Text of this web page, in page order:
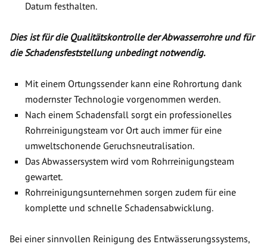
Datum festhalten.
Dies ist für die Qualitätskontrolle der Abwasserrohre und für
die Schadensfeststellung unbedingt notwendig.
Mit einem Ortungssender kann eine Rohrortung dank
modernster Technologie vorgenommen werden.
Nach einem Schadensfall sorgt ein professionelles
Rohrreinigungsteam vor Ort auch immer für eine
umweltschonende Geruchsneutralisation.
Das Abwassersystem wird vom Rohrreinigungsteam
gewartet.
Rohrreinigungsunternehmen sorgen zudem für eine
komplette und schnelle Schadensabwicklung.
Bei einer sinnvollen Reinigung des Entwässerungssystems,